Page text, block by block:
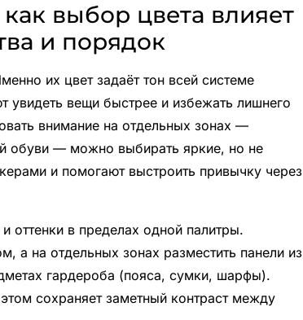
выбор цвета влияет
и порядок
их цвет задаёт тон всей системе
увидеть вещи быстрее и избежать лишнего
внимание на отдельных зонах —
обуви — можно выбирать яркие, но не
и помогают выстроить привычку через
в пределах одной палитры.
на отдельных зонах разместить панели из
гардероба (пояса, сумки, шарфы).
сохраняет заметный контраст между